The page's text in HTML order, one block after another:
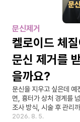
문신제거
켈로이드 체
문신 제거를
을까요?
문신을 지우고 싶은데 예
면, 흉터가 상처 경계를
조사 방식, 시술 후 관리
2026. 8. 5.